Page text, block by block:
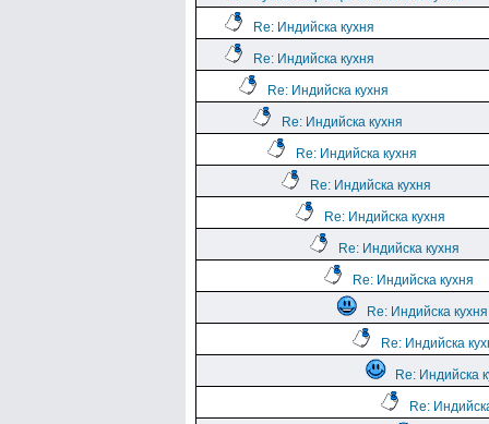
Re: Индийска кухня
Re: Индийска кухня
Re: Индийска кухня
Re: Индийска кухня
Re: Индийска кухня
Re: Индийска кухня
Re: Индийска кухня
Re: Индийска кухня
Re: Индийска кухня
Re: Индийска кухня
Re: Индийска
Re: Индийска
Re: